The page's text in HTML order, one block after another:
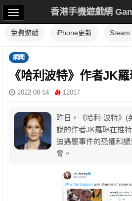
香港手機遊戲網
免費遊戲 iPhone更新 Steam
網聞
《哈利波特》作者JK
2022-08-14 12017
昨日，《哈利·波特》
說的作者JK羅琳在推
迪遇襲事件的恐懼和
脅。